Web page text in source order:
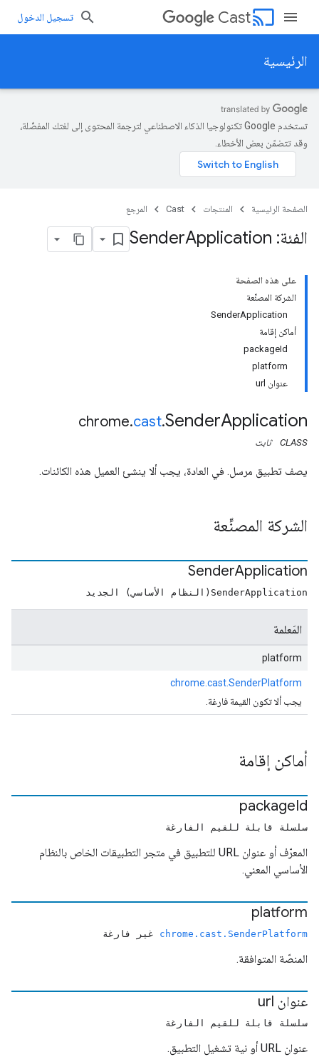
cast
Cast تسجيل الدخول
الرئيسية
تستخدم Google تكنولوجيا الذكاء الاصطناعي لترجمة المحتوى إلى لغتك المفضّلة،
وقد تتضمّن بعض الأخطاء.
الصفحة الرئيسية المنتجات Cast المرجع
الفئة: Sender Application
على هذه الصفحة
الشركة المصنِّعة
SenderApplication
أماكن إقامة
packageId
platform
عنوان url
chrome.cast.SenderApplication
CLASS ثابت
يصف تطبيق مرسل. في العادة، يجب ألا ينشئ العميل هذه الكائنات.
الشركة المصنِّعة
SenderApplication
SenderApplication(النظام الأساسي) الجديد
المَعلمة
platform
chrome.cast.SenderPlatform
يجب ألا تكون القيمة فارغة.
أماكن إقامة
packageId
سلسلة قابلة للقيم الفارغة
المعرّف أو عنوان URL للتطبيق في متجر التطبيقات الخاص بالنظام
الأساسي المعني.
platform
chrome.cast.SenderPlatform غير فارغة
المنصّة المتوافقة.
عنوان url
سلسلة قابلة للقيم الفارغة
عنوان URL أو نية تشغيل التطبيق.